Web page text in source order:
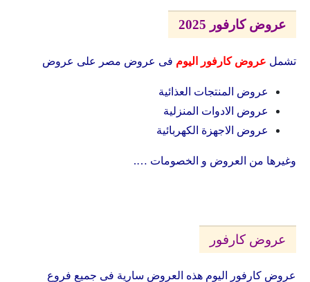
عروض كارفور 2025
تشمل عروض كارفور اليوم فى عروض مصر على عروض
عروض المنتجات العذائية
عروض الادوات المنزلية
عروض الاجهزة الكهربائية
وغيرها من العروض و الخصومات ….
عروض كارفور
عروض كارفور اليوم هذه العروض سارية فى جميع فروع